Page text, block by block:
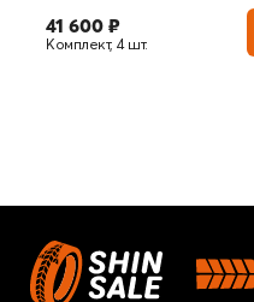
41 600 ₽
Комплект, 4 шт.